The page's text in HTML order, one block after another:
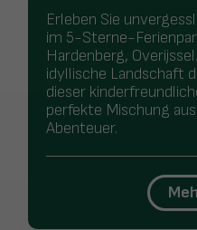
Erleben Sie
im 5-Sterne-
Hardenberg,
idyllische Landschaft
dieser
perfekte Mischung
Abenteuer.